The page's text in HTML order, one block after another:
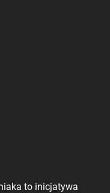
to inicjatywa